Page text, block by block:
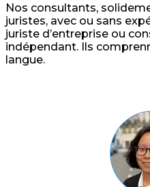
Nos consultants,
juristes, avec ou sans
juriste d’entreprise ou
indépendant. Ils
langue.